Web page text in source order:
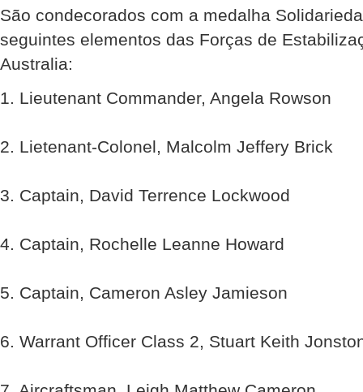
São condecorados com a medalha
seguintes elementos das Forças de
Australia:
1. Lieutenant Commander, Angela Rowson
2. Lietenant-Colonel, Malcolm Jeffery Brick
3. Captain, David Terrence Lockwood
4. Captain, Rochelle Leanne Howard
5. Captain, Cameron Asley Jamieson
6. Warrant Officer Class 2, Stuart Keith